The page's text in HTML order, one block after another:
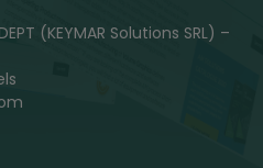
(KEYMAR Solutions SRL) –